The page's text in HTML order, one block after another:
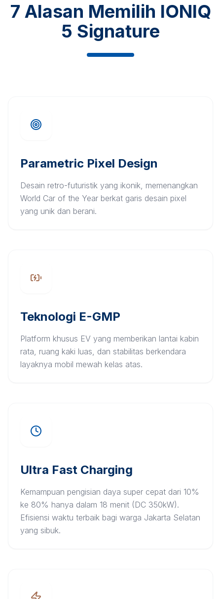
7 Alasan Memilih IONIQ
5 Signature
Parametric Pixel Design
Desain retro-futuristik yang ikonik, memenangkan
World Car of the Year berkat garis desain pixel
yang unik dan berani.
Teknologi E-GMP
Platform khusus EV yang memberikan lantai kabin
rata, ruang kaki luas, dan stabilitas berkendara
layaknya mobil mewah kelas atas.
Ultra Fast Charging
Kemampuan pengisian daya super cepat dari 10%
ke 80% hanya dalam 18 menit (DC 350kW).
Efisiensi waktu terbaik bagi warga Jakarta Selatan
yang sibuk.